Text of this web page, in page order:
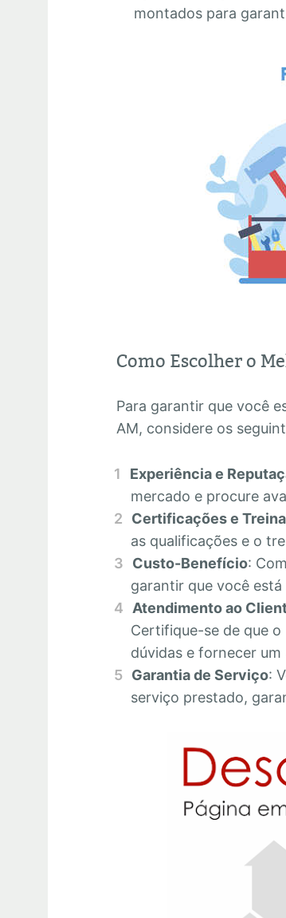
montados para
Como Escolher o
Para garantir que você
AM, considere os
Experiência e
mercado e procure
Certificações e
as qualificações e o
Custo-Benefício:
garantir que você
Atendimento ao
Certifique-se de que
dúvidas e fornecer
Garantia de Serviço:
serviço prestado,